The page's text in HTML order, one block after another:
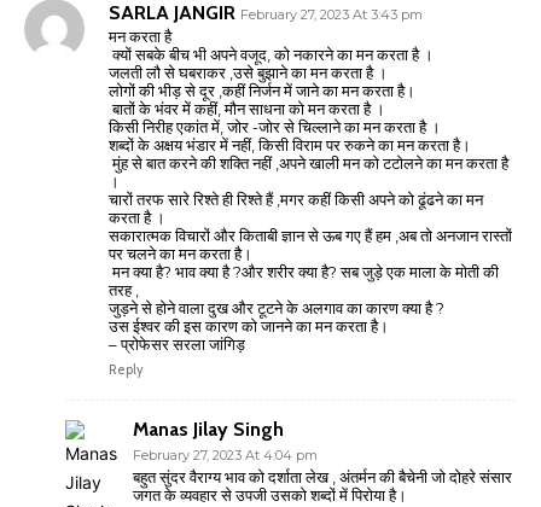
SARLA JANGIR February 27, 2023 At 3:43 pm
मन करता है
क्यों सबके बीच भी अपने वजूद, को नकारने का मन करता है ।
जलती लौ से घबराकर ,उसे बुझाने का मन करता है ।
लोगों की भीड़ से दूर ,कहीं निर्जन में जाने का मन करता है।
बातों के भंवर में कहीं, मौन साधना को मन करता है ।
किसी निरीह एकांत में, जोर -जोर से चिल्लाने का मन करता है ।
शब्दों के अक्षय भंडार में नहीं, किसी विराम पर रुकने का मन करता है।
मुंह से बात करने की शक्ति नहीं ,अपने खाली मन को टटोलने का मन करता है
।
चारों तरफ सारे रिश्ते ही रिश्ते हैं ,मगर कहीं किसी अपने को ढूंढने का मन
करता है ।
सकारात्मक विचारों और किताबी ज्ञान से ऊब गए हैं हम ,अब तो अनजान रास्तों
पर चलने का मन करता है।
मन क्या है? भाव क्या है ?और शरीर क्या है? सब जुड़े एक माला के मोती की
तरह ,
जुड़ने से होने वाला दुख और टूटने के अलगाव का कारण क्या है ?
उस ईश्वर की इस कारण को जानने का मन करता है।
– प्रोफेसर सरला जांगिड़
Reply
Manas Jilay Singh
February 27, 2023 At 4:04 pm
बहुत सुंदर वैराग्य भाव को दर्शाता लेख , अंतर्मन की बैचेनी जो दोहरे संसार
जगत के व्यवहार से उपजी उसको शब्दों में पिरोया है।